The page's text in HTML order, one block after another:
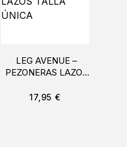
LEG AVENUE –
PEZONERAS LAZOS
17,95 €